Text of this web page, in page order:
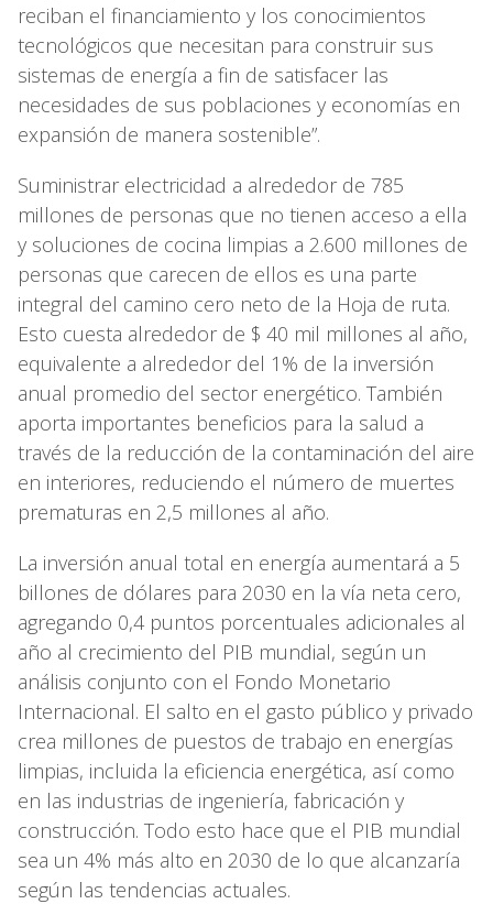
reciban el financiamiento y los conocimientos
tecnológicos que necesitan para construir sus
sistemas de energía a fin de satisfacer las
necesidades de sus poblaciones y economías en
expansión de manera sostenible”.
Suministrar electricidad a alrededor de 785
millones de personas que no tienen acceso a ella
y soluciones de cocina limpias a 2.600 millones de
personas que carecen de ellos es una parte
integral del camino cero neto de la Hoja de ruta.
Esto cuesta alrededor de $ 40 mil millones al año,
equivalente a alrededor del 1% de la inversión
anual promedio del sector energético. También
aporta importantes beneficios para la salud a
través de la reducción de la contaminación del aire
en interiores, reduciendo el número de muertes
prematuras en 2,5 millones al año.
La inversión anual total en energía aumentará a 5
billones de dólares para 2030 en la vía neta cero,
agregando 0,4 puntos porcentuales adicionales al
año al crecimiento del PIB mundial, según un
análisis conjunto con el Fondo Monetario
Internacional. El salto en el gasto público y privado
crea millones de puestos de trabajo en energías
limpias, incluida la eficiencia energética, así como
en las industrias de ingeniería, fabricación y
construcción. Todo esto hace que el PIB mundial
sea un 4% más alto en 2030 de lo que alcanzaría
según las tendencias actuales.